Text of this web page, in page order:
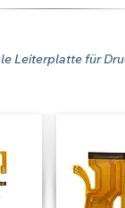
Leiterplatte für